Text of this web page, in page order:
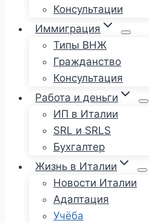
Консультации
Иммиграция
Типы ВНЖ
Гражданство
Консультация
Работа и деньги
ИП в Италии
SRL и SRLS
Бухгалтер
Жизнь в Италии
Новости Италии
Адаптация
Учёба